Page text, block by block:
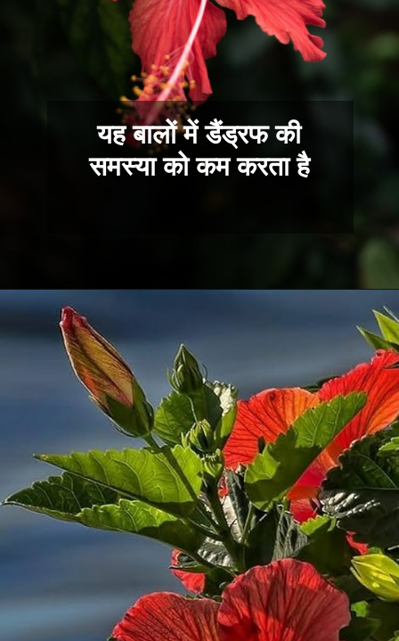
यह बालों में डैंड्रफ की
समस्या को कम करता है